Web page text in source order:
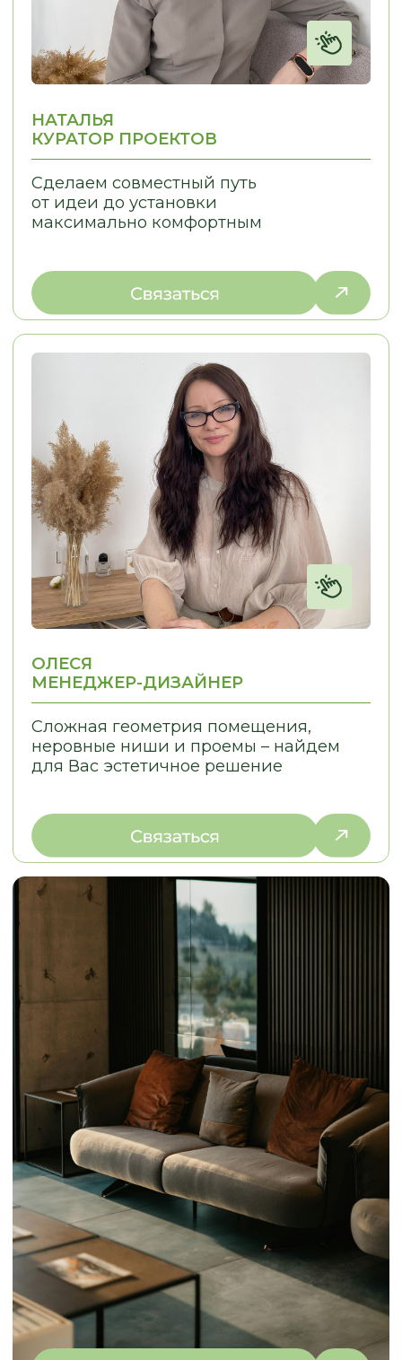
Отправить запрос
По согласованию
Сб - Вс
Пн - Пт
г. Новосибирск, пр. Академика
Лаврентьева, д.2/2, оф. 560
Мебель для бизнеса
Кухни
Мебель для дома
МЫ ПРОИЗВОДИМ:
Статьи
Доставка и оплата
Сертификаты
Частые вопросы
Наши работы
Главная
Наша команда
МЕНЮ:
Бесплатный замер
+7-983-321-75-61
nsk@promebelnsk.ru
Бесплатная консультация
Политика конфиденциальности